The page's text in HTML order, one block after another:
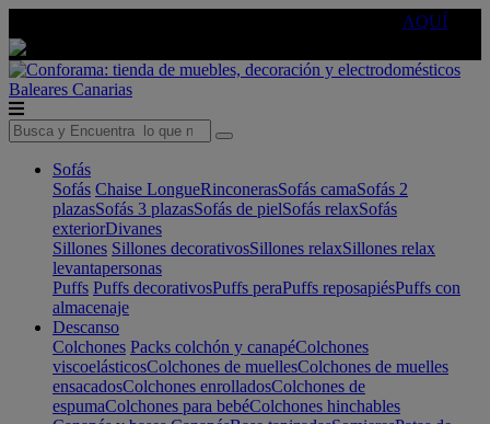
AQUÍ
Baleares Canarias
Sofás
Sofás Chaise LongueRinconerasSofás camaSofás 2
plazasSofás 3 plazasSofás de pielSofás relaxSofás
exteriorDivanes
Sillones Sillones decorativosSillones relaxSillones relax
levantapersonas
Puffs Puffs decorativosPuffs peraPuffs reposapiésPuffs con
almacenaje
Descanso
Colchones Packs colchón y canapéColchones
viscoelásticosColchones de muellesColchones de muelles
ensacadosColchones enrolladosColchones de
espumaColchones para bebéColchones hinchables